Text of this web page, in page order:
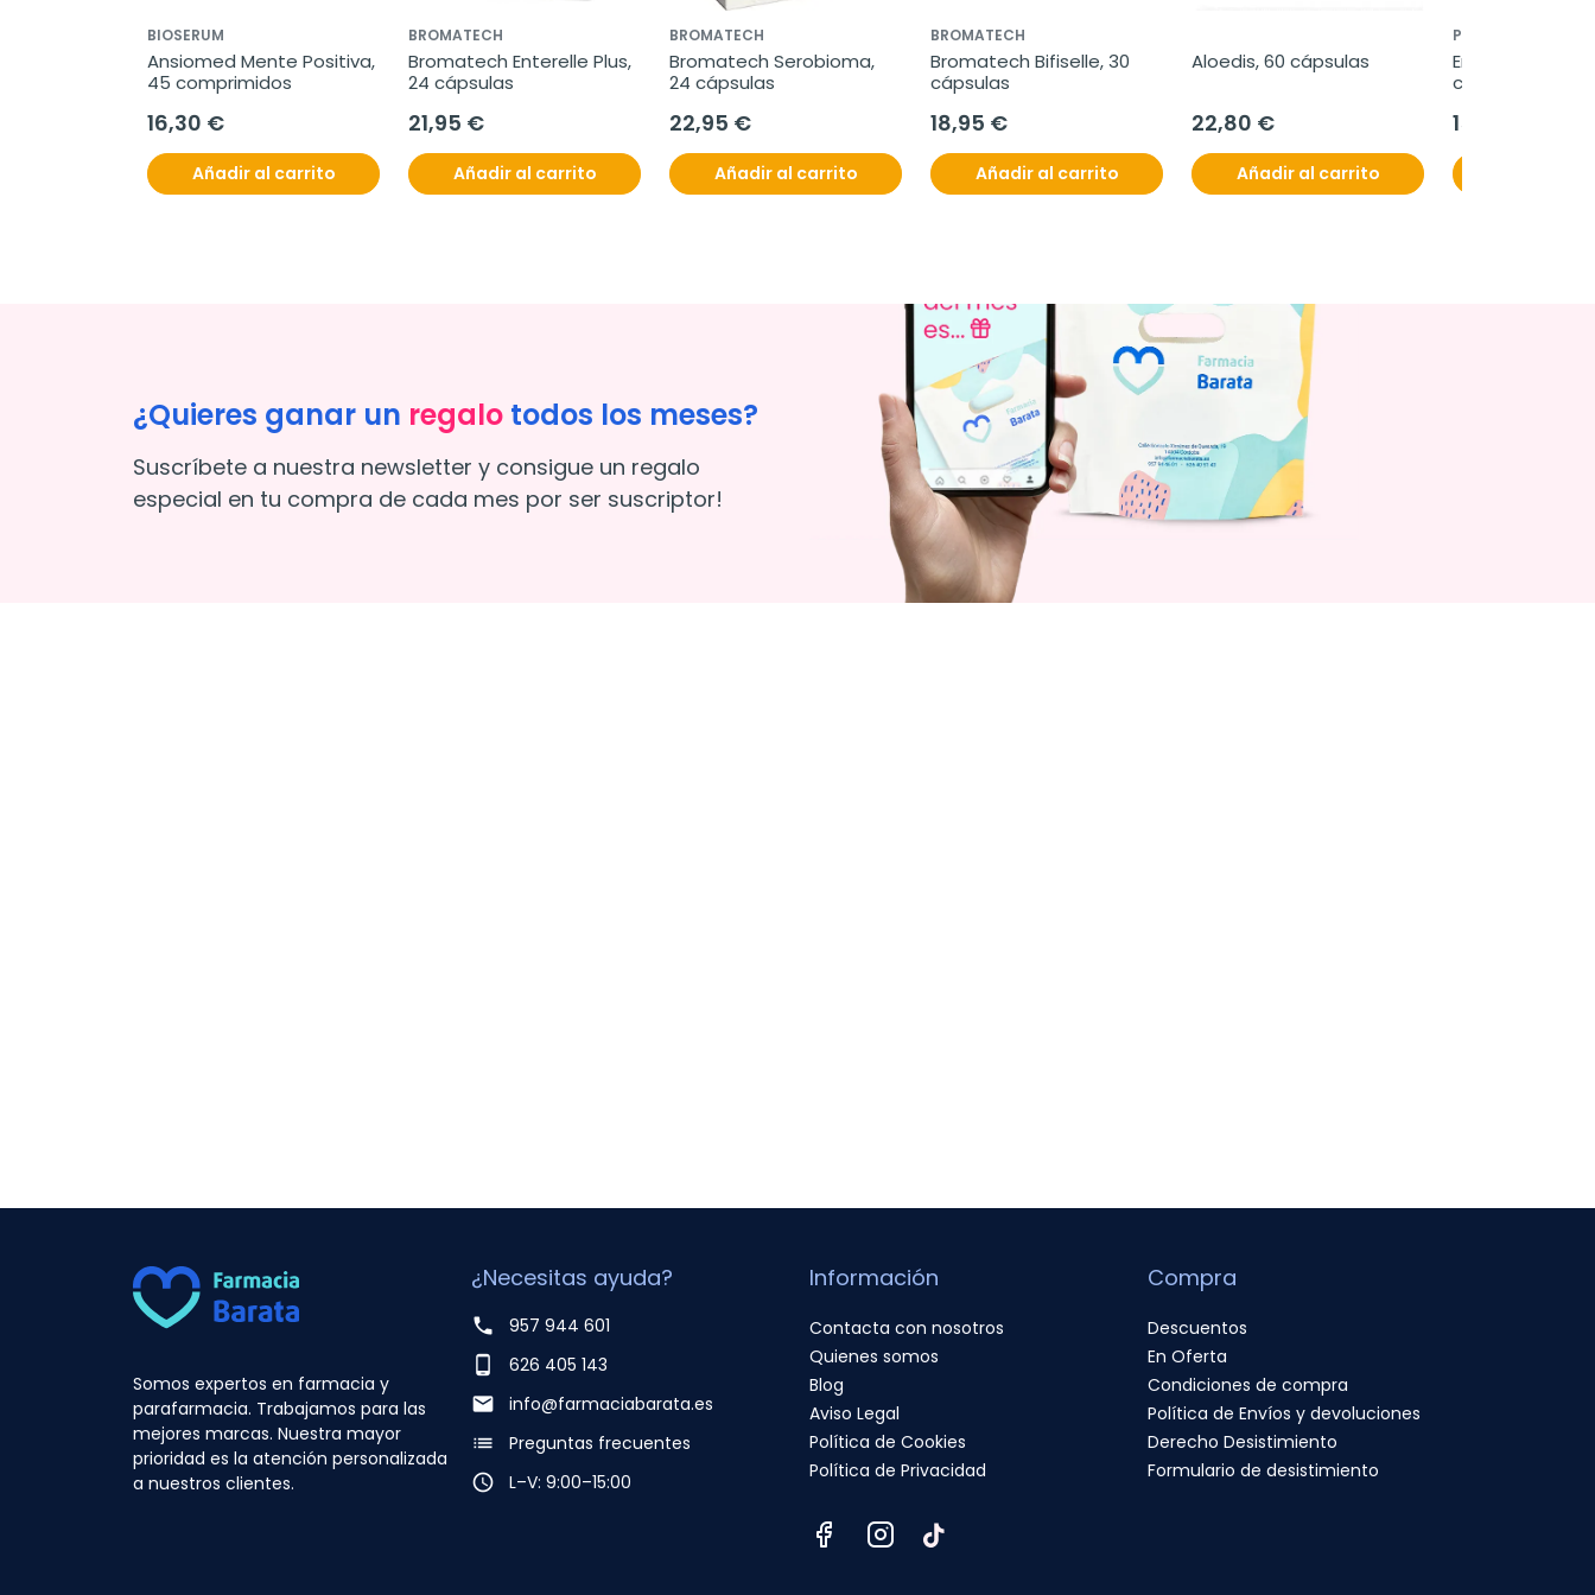
BIOSERUM
Ansiomed Mente Positiva,
45 comprimidos
16,30 €
Añadir al carrito
BROMATECH
Bromatech Enterelle Plus,
24 cápsulas
21,95 €
Añadir al carrito
BROMATECH
Bromatech Serobioma,
24 cápsulas
22,95 €
Añadir al carrito
BROMATECH
Bromatech Bifiselle, 30
cápsulas
18,95 €
Añadir al carrito
Aloedis, 60 cápsulas
22,80 €
Añadir al carrito
PHARMA OTC
Energisil vigor
cápsulas
15,60 €
¿Quieres ganar un regalo todos los meses?
Suscríbete a nuestra newsletter y consigue un regalo
especial en tu compra de cada mes por ser suscriptor!
Somos expertos en farmacia y
parafarmacia. Trabajamos para las
mejores marcas. Nuestra mayor
prioridad es la atención personalizada
a nuestros clientes.
¿Necesitas ayuda?
phone
957 944 601
phone_android
626 405 143
email
info@farmaciabarata.es
list
Preguntas frecuentes
access_time
L–V: 9:00–15:00
Información
Contacta con nosotros
Quienes somos
Blog
Aviso Legal
Política de Cookies
Política de Privacidad
Compra
Descuentos
En Oferta
Condiciones de compra
Política de Envíos y devoluciones
Derecho Desistimiento
Formulario de desistimiento